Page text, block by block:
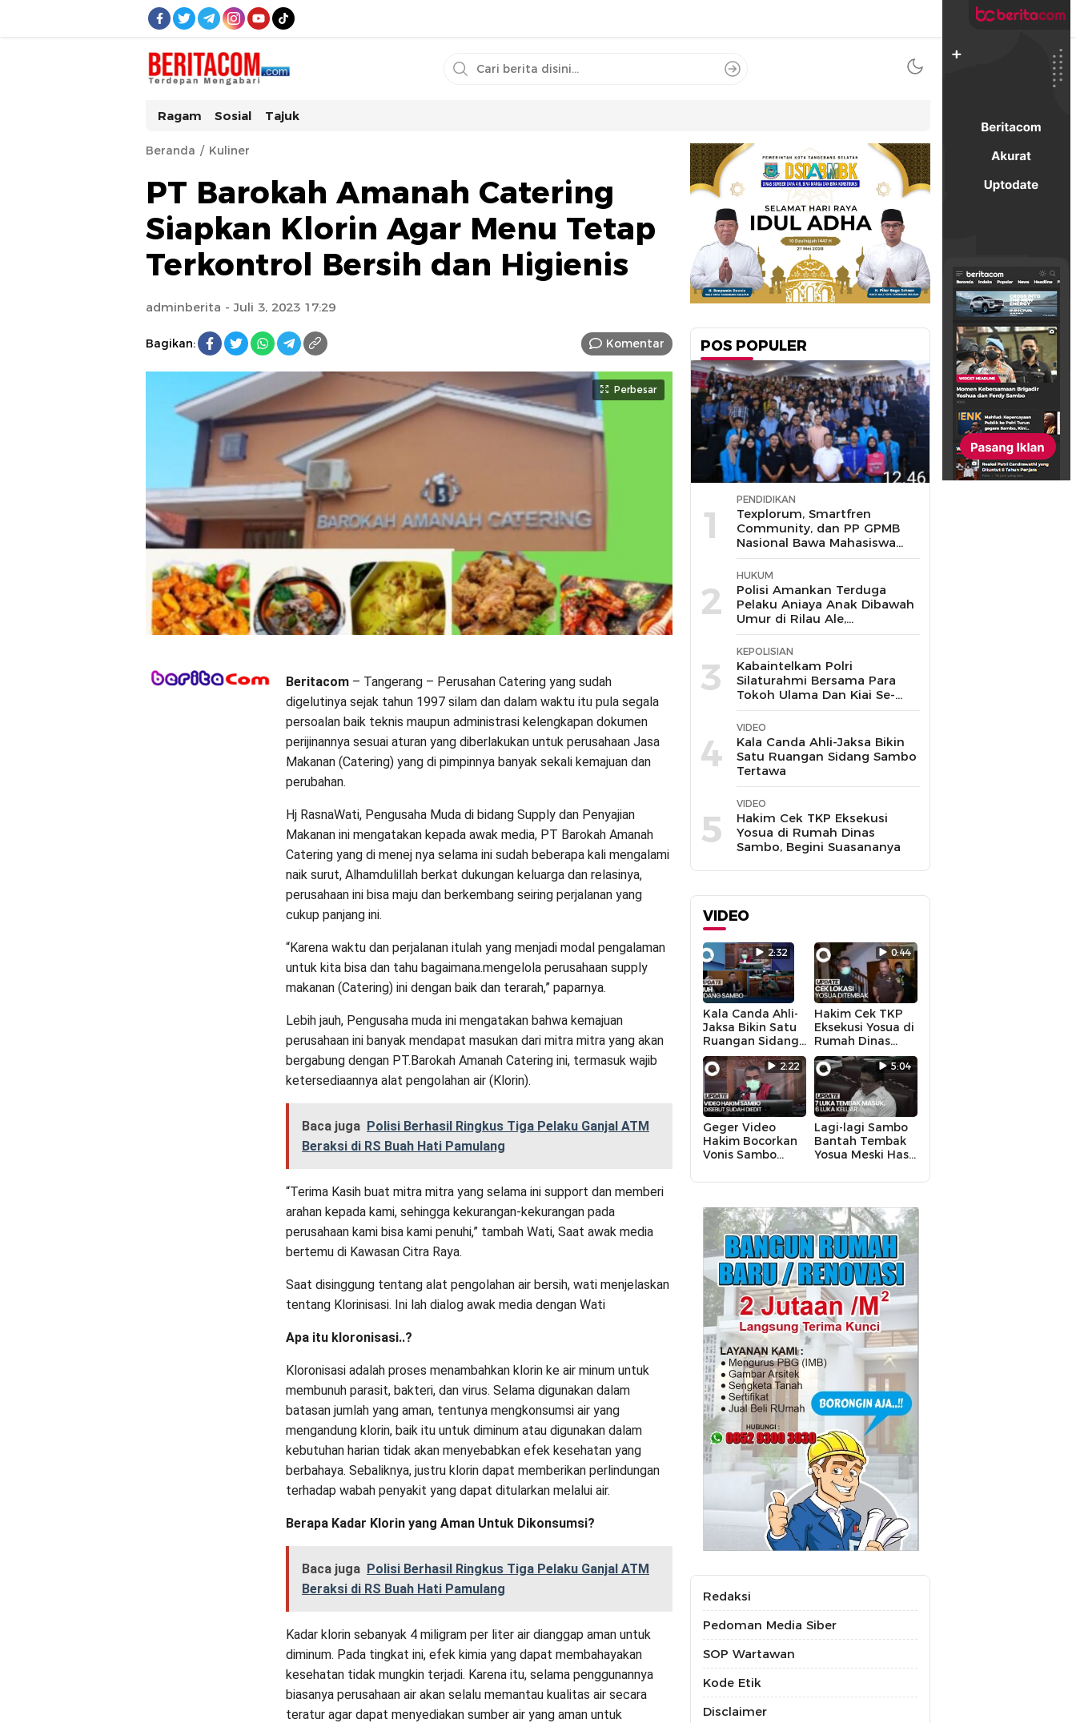
beritacom.com
bestnews
Ragam Sosial Tajuk
Beranda Kuliner
PT Barokah Amanah Catering
Siapkan Klorin Agar Menu Tetap
Terkontrol Bersih dan Higienis
adminberita - Juli 3, 2023 17:29
Bagikan: Komentar
Perbesar
Beritacom – Tangerang – Perusahan Catering yang sudah
digelutinya sejak tahun 1997 silam dan dalam waktu itu pula segala
persoalan baik teknis maupun administrasi kelengkapan dokumen
perijinannya sesuai aturan yang diberlakukan untuk perusahaan Jasa
Makanan (Catering) yang di pimpinnya banyak sekali kemajuan dan
perubahan.
Hj RasnaWati, Pengusaha Muda di bidang Supply dan Penyajian
Makanan ini mengatakan kepada awak media, PT Barokah Amanah
Catering yang di menej nya selama ini sudah beberapa kali mengalami
naik surut, Alhamdulillah berkat dukungan keluarga dan relasinya,
perusahaan ini bisa maju dan berkembang seiring perjalanan yang
cukup panjang ini.
“Karena waktu dan perjalanan itulah yang menjadi modal pengalaman
untuk kita bisa dan tahu bagaimana.mengelola perusahaan supply
makanan (Catering) ini dengan baik dan terarah,” paparnya.
Lebih jauh, Pengusaha muda ini mengatakan bahwa kemajuan
perusahaan ini banyak mendapat masukan dari mitra mitra yang akan
bergabung dengan PT.Barokah Amanah Catering ini, termasuk wajib
ketersediaannya alat pengolahan air (Klorin).
Baca juga Polisi Berhasil Ringkus Tiga Pelaku Ganjal ATM
Beraksi di RS Buah Hati Pamulang
“Terima Kasih buat mitra mitra yang selama ini support dan memberi
arahan kepada kami, sehingga kekurangan-kekurangan pada
perusahaan kami bisa kami penuhi,” tambah Wati, Saat awak media
bertemu di Kawasan Citra Raya.
Saat disinggung tentang alat pengolahan air bersih, wati menjelaskan
tentang Klorinisasi. Ini lah dialog awak media dengan Wati
Apa itu kloronisasi..?
Kloronisasi adalah proses menambahkan klorin ke air minum untuk
membunuh parasit, bakteri, dan virus. Selama digunakan dalam
batasan jumlah yang aman, tentunya mengkonsumsi air yang
mengandung klorin, baik itu untuk diminum atau digunakan dalam
kebutuhan harian tidak akan menyebabkan efek kesehatan yang
berbahaya. Sebaliknya, justru klorin dapat memberikan perlindungan
terhadap wabah penyakit yang dapat ditularkan melalui air.
Berapa Kadar Klorin yang Aman Untuk Dikonsumsi?
Baca juga Polisi Berhasil Ringkus Tiga Pelaku Ganjal ATM
Beraksi di RS Buah Hati Pamulang
Kadar klorin sebanyak 4 miligram per liter air dianggap aman untuk
diminum. Pada tingkat ini, efek kimia yang dapat membahayakan
kesehatan tidak mungkin terjadi. Karena itu, selama penggunannya
biasanya perusahaan air akan selalu memantau kualitas air secara
teratur agar dapat menyediakan sumber air yang aman untuk
POS POPULER
1
PENDIDIKAN
Texplorum, Smartfren
Community, dan PP GPMB
Nasional Bawa Mahasiswa
UIN Jakarta Jelajahi Peluang
Karir di Era IoT
2
HUKUM
Polisi Amankan Terduga
Pelaku Aniaya Anak Dibawah
Umur di Rilau Ale,
Bulukumba
3
KEPOLISIAN
Kabaintelkam Polri
Silaturahmi Bersama Para
Tokoh Ulama Dan Kiai Se-
Kabupaten Cirebon
4
VIDEO
Kala Canda Ahli-Jaksa Bikin
Satu Ruangan Sidang Sambo
Tertawa
5
VIDEO
Hakim Cek TKP Eksekusi
Yosua di Rumah Dinas
Sambo, Begini Suasananya
VIDEO
2:32
Kala Canda Ahli-
Jaksa Bikin Satu
Ruangan Sidang
Sambo Tertawa
0:44
Hakim Cek TKP
Eksekusi Yosua di
Rumah Dinas
Sambo, Begini
Suasananya
2:22
Geger Video
Hakim Bocorkan
Vonis Sambo
Tangan
5:04
Lagi-lagi Sambo
Bantah Tembak
Yosua Meski Hasil
Lain
Redaksi
Pedoman Media Siber
SOP Wartawan
Kode Etik
Disclaimer